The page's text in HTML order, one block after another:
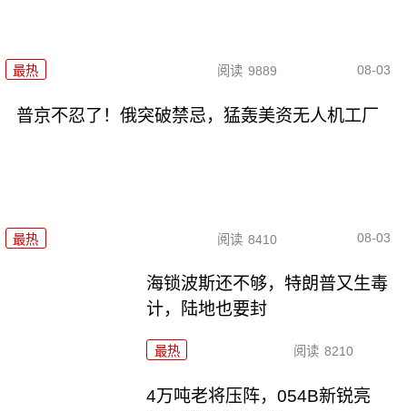
最热 阅读 9889 08-03
普京不忍了！俄突破禁忌，猛轰美资无人机工厂
最热 阅读 8410 08-03
海锁波斯还不够，特朗普又生毒
计，陆地也要封
最热 阅读 8210
4万吨老将压阵，054B新锐亮